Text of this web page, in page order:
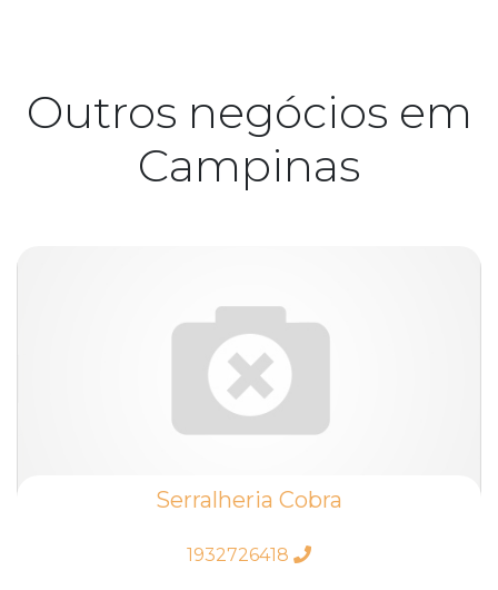
Outros negócios em
Campinas
Serralheria Cobra
1932726418